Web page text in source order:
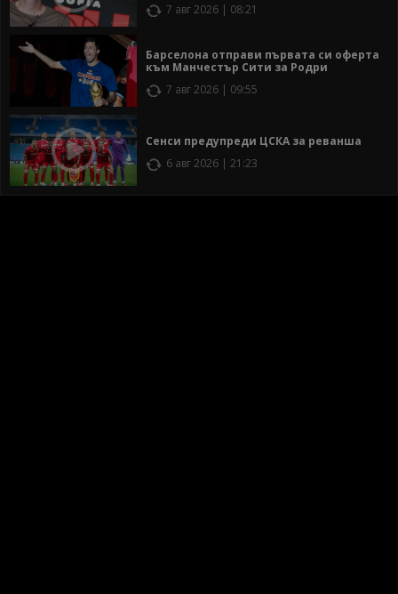
7 авг 2026 | 08:21
Барселона отправи първата си оферта
към Манчестър Сити за Родри
7 авг 2026 | 09:55
Сенси предупреди ЦСКА за реванша
6 авг 2026 | 21:23